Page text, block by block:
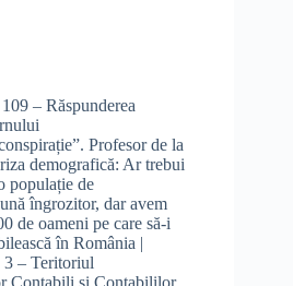
– Răspunderea
Profesor de la
demografică: Ar trebui
populație de
îngrozitor, dar avem
de oameni pe care să-i
în România |
– Teritoriul
Contabili și Contabililor